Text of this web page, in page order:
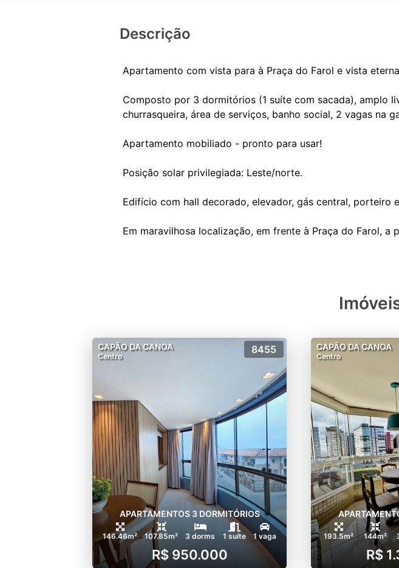
Descrição
Apartamento com vista para à Praça do Farol e vista
Composto por 3 dormitórios (1 suíte com sacada), amplo
churrasqueira, área de serviços, banho social, 2 vagas na
Apartamento mobiliado - pronto para usar!
Posição solar privilegiada: Leste/norte.
Edifício com hall decorado, elevador, gás central, porteiro
CAPÃO DA CANOA
Centro
8455
APARTAMENTOS 3 DORMITÓRIOS
146.46m² 107.85m² 3 dorms 1 suíte 1 vaga
R$ 950.000
CAPÃO DA CANOA
Centro
193.5m² 144m²
R$